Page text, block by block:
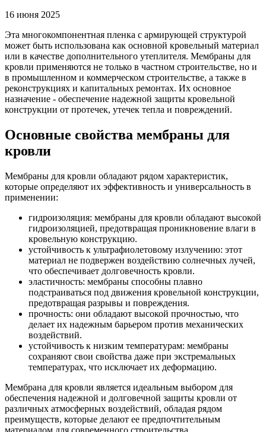
16 июня 2025
Эта многокомпонентная пленка с армирующей структурой
может быть использована как основной кровельный материал
или в качестве дополнительного утеплителя. Мембраны для
кровли применяются не только в частном строительстве, но и
в промышленном и коммерческом строительстве, а также в
реконструкциях и капитальных ремонтах. Их основное
назначение - обеспечение надежной защиты кровельной
конструкции от протечек, утечек тепла и повреждений.
Основные свойства мембраны для
кровли
Мембраны для кровли обладают рядом характеристик,
которые определяют их эффективность и универсальность в
применении:
гидроизоляция: мембраны для кровли обладают высокой
гидроизоляцией, предотвращая проникновение влаги в
кровельную конструкцию.
устойчивость к ультрафиолетовому излучению: этот
материал не подвержен воздействию солнечных лучей,
что обеспечивает долговечность кровли.
эластичность: мембраны способны плавно
подстраиваться под движения кровельной конструкции,
предотвращая разрывы и повреждения.
прочность: они обладают высокой прочностью, что
делает их надежным барьером против механических
воздействий.
устойчивость к низким температурам: мембраны
сохраняют свои свойства даже при экстремальных
температурах, что исключает их деформацию.
Мембрана для кровли является идеальным выбором для
обеспечения надежной и долговечной защиты кровли от
различных атмосферных воздействий, обладая рядом
преимуществ, которые делают ее предпочтительным
материалом для современного строительства.